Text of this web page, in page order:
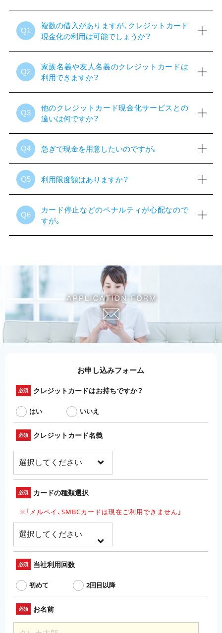
Q1
複数の借入がありますが、クレジットカード
現金化の利用は可能でしょうか？
Q2
家族名義や友人名義のクレジットカードは
利用できますか？
Q3
他のクレジットカード現金化サービスとの
違いは何ですか？
Q4 急ぎで現金を用意したいのですが。
Q5 利用限度額はありますか？
Q6
カード停止などのペナルティが心配なので
すが。
お申し込みフォーム
必須 クレジットカードはお持ちですか？
はい いいえ
必須 クレジットカード名義
必須 カードの種類選択
※「メルペイ、SMBCカードは現在ご利用できません」
必須 当社利用回数
初めて 2回目以降
必須 お名前